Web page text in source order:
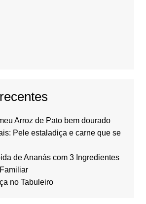
Arroz de Pato bem dourado
Pele estaladiça e carne que se
de Ananás com 3 Ingredientes
no Tabuleiro